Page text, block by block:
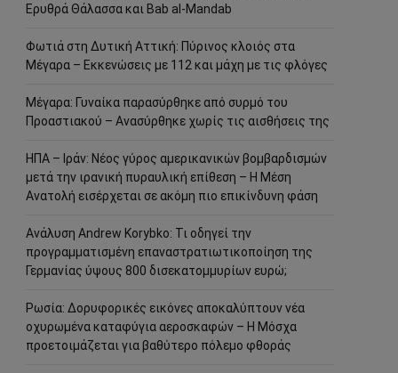
Ερυθρά Θάλασσα και Bab al-Mandab
Φωτιά στη Δυτική Αττική: Πύρινος κλοιός στα
Μέγαρα – Εκκενώσεις με 112 και μάχη με τις φλόγες
Μέγαρα: Γυναίκα παρασύρθηκε από συρμό του
Προαστιακού – Ανασύρθηκε χωρίς τις αισθήσεις της
ΗΠΑ – Ιράν: Νέος γύρος αμερικανικών βομβαρδισμών
μετά την ιρανική πυραυλική επίθεση – Η Μέση
Ανατολή εισέρχεται σε ακόμη πιο επικίνδυνη φάση
Ανάλυση Andrew Korybko: Τι οδηγεί την
προγραμματισμένη επαναστρατιωτικοποίηση της
Γερμανίας ύψους 800 δισεκατομμυρίων ευρώ;
Ρωσία: Δορυφορικές εικόνες αποκαλύπτουν νέα
οχυρωμένα καταφύγια αεροσκαφών – Η Μόσχα
προετοιμάζεται για βαθύτερο πόλεμο φθοράς